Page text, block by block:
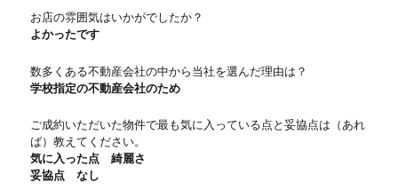
お店の雰囲気はいかがでしたか？
よかったです
数多くある不動産会社の中から当社を選んだ理由は？
学校指定の不動産会社のため
ご成約いただいた物件で最も気に入っている点と妥協点は（あれ
ば）教えてください。
気に入った点 綺麗さ
妥協点 なし